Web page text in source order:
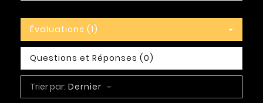
Évaluations (1)
Questions et Réponses (0)
Trier par: Dernier